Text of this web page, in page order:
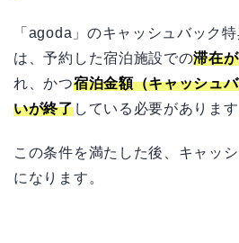
「agoda」のキャッシュバック
は、予約した宿泊施設での滞在
れ、かつ宿泊金額（キャッシュ
いが終了している必要があります
この条件を満たした後、キャッ
になります。